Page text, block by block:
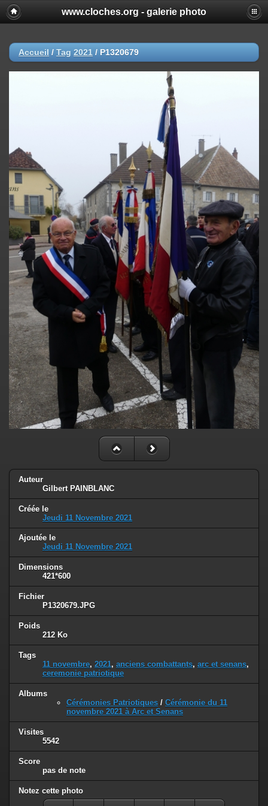
www.cloches.org - galerie photo
Accueil / Tag 2021 / P1320679
Auteur
Gilbert PAINBLANC
Créée le
Jeudi 11 Novembre 2021
Ajoutée le
Jeudi 11 Novembre 2021
Dimensions
421*600
Fichier
P1320679.JPG
Poids
212 Ko
Tags
11 novembre, 2021, anciens combattants, arc et senans,
ceremonie patriotique
Albums
Cérémonies Patriotiques / Cérémonie du 11
novembre 2021 à Arc et Senans
Visites
5542
Score
pas de note
Notez cette photo